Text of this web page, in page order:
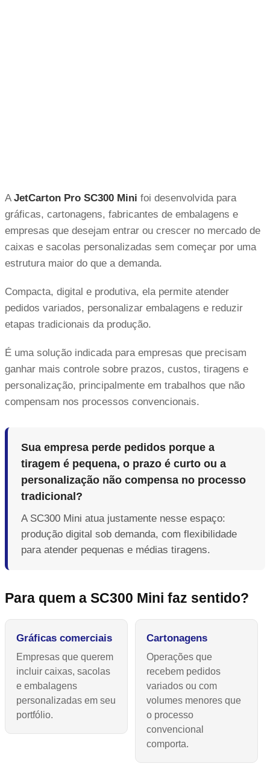
A JetCarton Pro SC300 Mini foi desenvolvida para
gráficas, cartonagens, fabricantes de embalagens e
empresas que desejam entrar ou crescer no mercado de
caixas e sacolas personalizadas sem começar por uma
estrutura maior do que a demanda.
Compacta, digital e produtiva, ela permite atender
pedidos variados, personalizar embalagens e reduzir
etapas tradicionais da produção.
É uma solução indicada para empresas que precisam
ganhar mais controle sobre prazos, custos, tiragens e
personalização, principalmente em trabalhos que não
compensam nos processos convencionais.
Sua empresa perde pedidos porque a
tiragem é pequena, o prazo é curto ou a
personalização não compensa no processo
tradicional?
A SC300 Mini atua justamente nesse espaço:
produção digital sob demanda, com flexibilidade
para atender pequenas e médias tiragens.
Para quem a SC300 Mini faz sentido?
Gráficas comerciais
Empresas que querem
incluir caixas, sacolas
e embalagens
personalizadas em seu
portfólio.
Cartonagens
Operações que
recebem pedidos
variados ou com
volumes menores que
o processo
convencional
comporta.